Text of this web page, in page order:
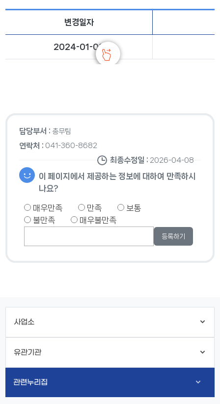
변경일자
2024-01-08
담당부서 : 총무팀
연락처 : 041-360-8682
최종수정일 : 2026-04-08
이 페이지에서 제공하는 정보에 대하여 만족하시
나요?
매우만족 만족
보통
불만족
매우불만족
사업소
유관기관
관련누리집